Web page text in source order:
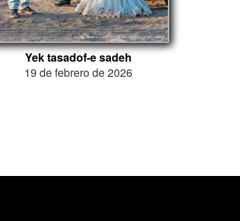
Yek tasadof-e sadeh
19 de febrero de 2026